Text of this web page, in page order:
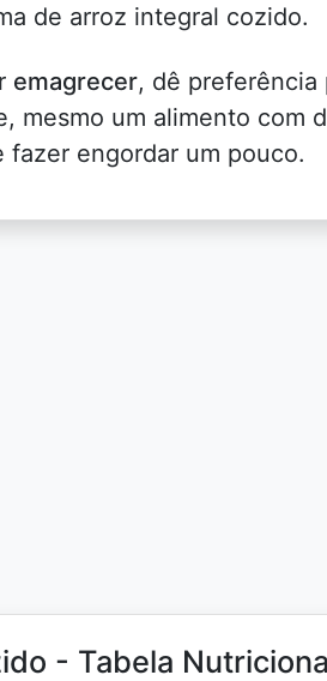
de arroz integral cozido.
emagrecer, dê preferência
mesmo um alimento com
fazer engordar um pouco.
- Tabela